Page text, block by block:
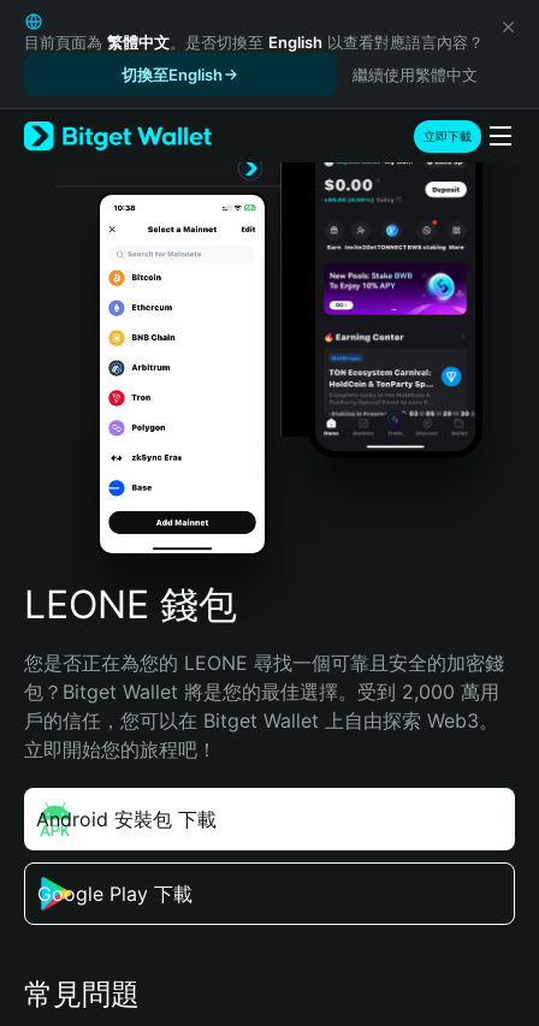
English
日本語
Русский
Español (Latinoamérica)
Türkçe
Português (Portugal)
Bahasa Indonesia
Português (Brasil)
Español (Argentina)
目前頁面為 繁體中文。是否切換至 English 以查看對應語言內容？
切換至English
繼續使用繁體中文
立即下載
LEONE 錢包
您是否正在為您的 LEONE 尋找一個可靠且安全的加密錢
包？Bitget Wallet 將是您的最佳選擇。受到 2,000 萬用
戶的信任，您可以在 Bitget Wallet 上自由探索 Web3。
立即開始您的旅程吧！
Android 安裝包 下載
Google Play 下載
常見問題